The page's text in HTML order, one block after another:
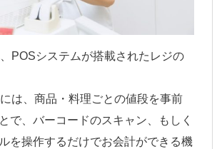
POSシステムが搭載されたレジの
は、商品・料理ごとの値段を事前
で、バーコードのスキャン、もしく
を操作するだけでお会計ができる機